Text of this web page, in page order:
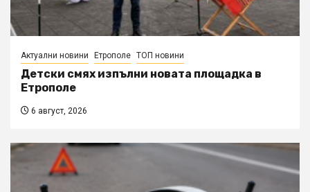
Актуални новини Етрополе ТОП новини
Детски смях изпълни новата площадка в
Етрополе
6 август, 2026